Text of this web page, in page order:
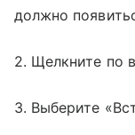
должно
2. Щелкните по
3. Выберите